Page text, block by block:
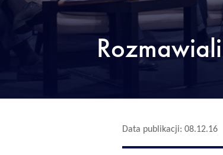
Data publikacji: 08.12.16